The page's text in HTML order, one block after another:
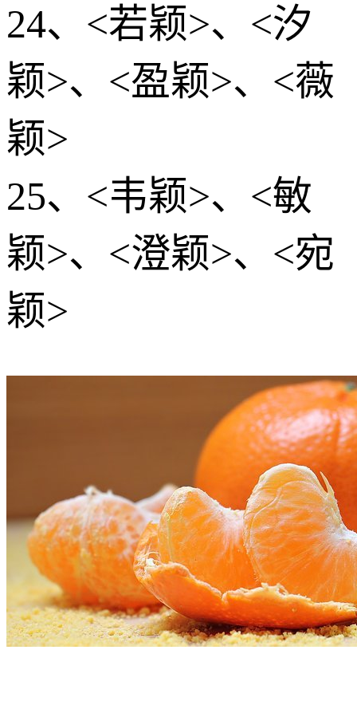
24、<若颖>、<汐
颖>、<盈颖>、<薇
颖>
25、<韦颖>、<敏
颖>、<澄颖>、<宛
颖>